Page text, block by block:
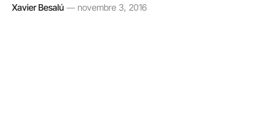
Xavier Besalú novembre 3, 2016